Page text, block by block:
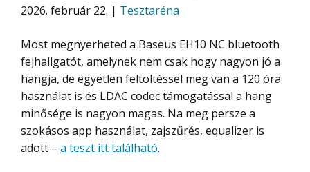
2026. február 22. | Tesztaréna
Most megnyerheted a Baseus EH10 NC bluetooth
fejhallgatót, amelynek nem csak hogy nagyon jó a
hangja, de egyetlen feltöltéssel meg van a 120 óra
használat is és LDAC codec támogatással a hang
minősége is nagyon magas. Na meg persze a
szokásos app használat, zajszűrés, equalizer is
adott – a teszt itt található.